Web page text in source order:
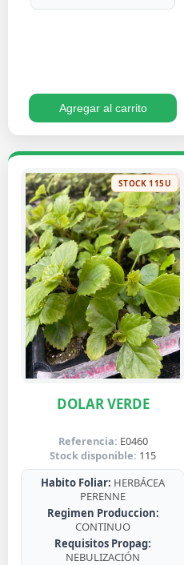
Agregar al carrito
STOCK 115U
DOLAR VERDE
Referencia: E0460
Stock disponible: 115
Habito Foliar: HERBÁCEA
PERENNE
Regimen Produccion:
CONTINUO
Requisitos Propag:
NEBULIZACIÓN